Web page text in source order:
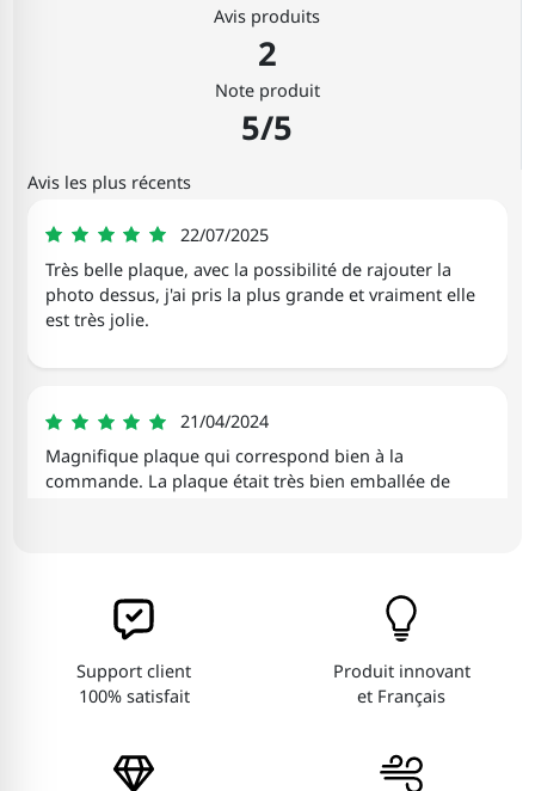
Avis produits
2
Note produit
5/5
Avis les plus récents
Tiziana
22/07/2025
5
Très belle plaque, avec la possibilité de rajouter la
photo dessus, j'ai pris la plus grande et vraiment elle
est très jolie.
Virginie
21/04/2024
5
Magnifique plaque qui correspond bien à la
commande. La plaque était très bien emballée de
Support client
100% satisfait
Produit innovant
et Français